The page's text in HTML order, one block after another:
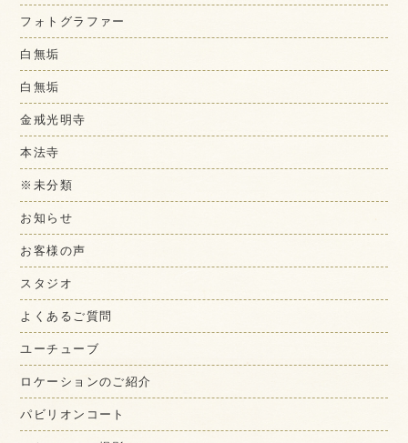
フォトグラファー
白無垢
白無垢
金戒光明寺
本法寺
※未分類
お知らせ
お客様の声
スタジオ
よくあるご質問
ユーチューブ
ロケーションのご紹介
パビリオンコート